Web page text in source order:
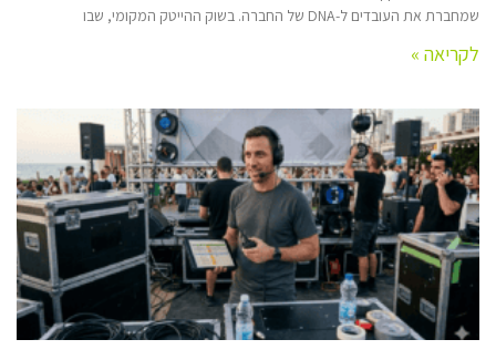
שמחברת את העובדים ל-DNA של החברה. בשוק ההייטק המקומי, שבו
לקריאה »